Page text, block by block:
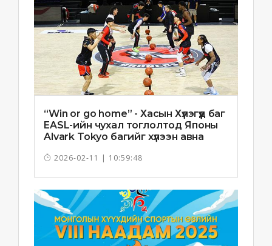
“Win or go home” - Хасын Хүлэгүүд баг
EASL-ийн чухал тоглолтод Японы
Alvark Tokyo багийг хүлээн авна
2026-02-11 | 10:59:48